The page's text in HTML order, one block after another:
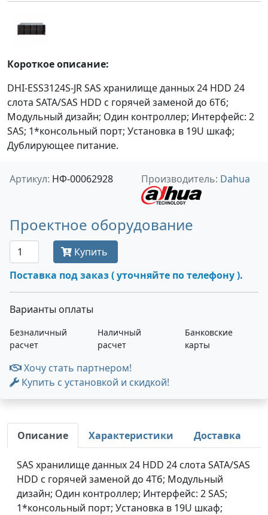
Короткое описание:
DHI-ESS3124S-JR SAS хранилище данных 24 HDD 24
слота SATA/SAS HDD с горячей заменой до 6Тб;
Модульный дизайн; Один контроллер; Интерфейс: 2
SAS; 1*консольный порт; Установка в 19U шкаф;
Дублирующее питание.
Артикул: НФ-00062928 Производитель: Dahua
Проектное оборудование
Купить
Поставка под заказ ( уточняйте по телефону ).
Варианты оплаты
Безналичный
расчет
Наличный
расчет
Банковские
карты
Хочу стать партнером!
Купить с установкой и скидкой!
Описание Характеристики Доставка
SAS хранилище данных 24 HDD 24 слота SATA/SAS
HDD с горячей заменой до 4Тб; Модульный
дизайн; Один контроллер; Интерфейс: 2 SAS;
1*консольный порт; Установка в 19U шкаф;